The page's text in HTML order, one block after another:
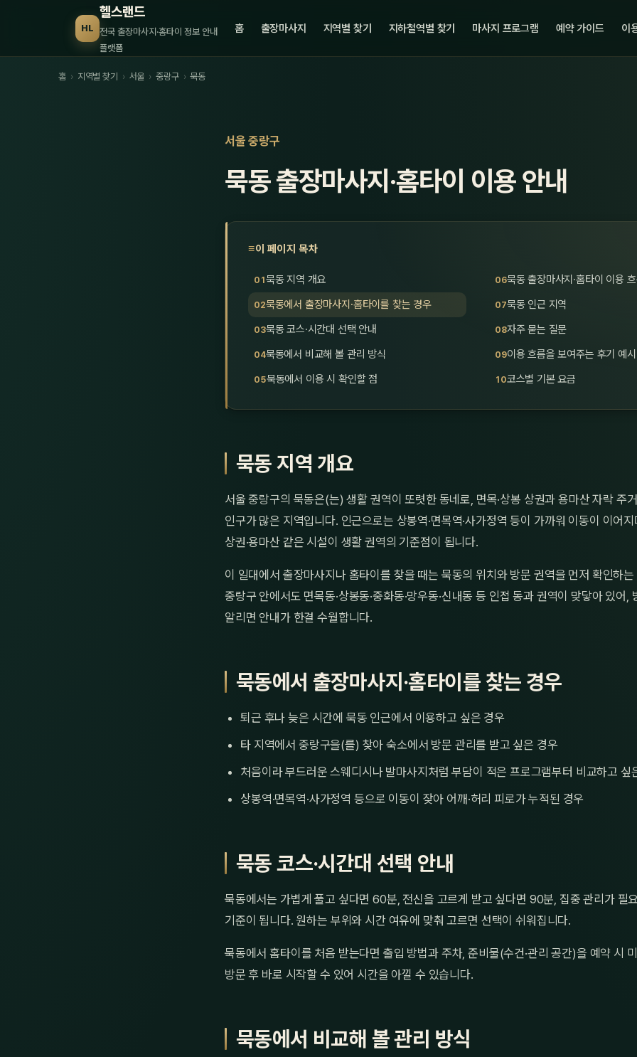
HL
헬스랜드
전국 출장마사지·홈타이 정보 안내
플랫폼
홈 출장마사지 지역별 찾기 지하철역별 찾기 마사지 프로그램 예약 가이드 이
홈 › 지역별 찾기 › 서울 › 중랑구 › 묵동
서울 중랑구
묵동 출장마사지·홈타이 이용 안내
이 페이지 목차
묵동 지역 개요
묵동에서 출장마사지·홈타이를 찾는 경우
묵동 코스·시간대 선택 안내
묵동에서 비교해 볼 관리 방식
묵동에서 이용 시 확인할 점
묵동 출장마사지·홈타이 이용
묵동 인근 지역
자주 묻는 질문
이용 흐름을 보여주는 후기 예시
코스별 기본 요금
묵동 지역 개요
서울 중랑구의 묵동은(는) 생활 권역이 또렷한 동네로, 면목·상봉 상권과 용마산 자락 주
인구가 많은 지역입니다. 인근으로는 상봉역·면목역·사가정역 등이 가까워 이동이 이어지
상권·용마산 같은 시설이 생활 권역의 기준점이 됩니다.
이 일대에서 출장마사지나 홈타이를 찾을 때는 묵동의 위치와 방문 권역을 먼저 확인하
중랑구 안에서도 면목동·상봉동·중화동·망우동·신내동 등 인접 동과 권역이 맞닿아 있어,
알리면 안내가 한결 수월합니다.
묵동에서 출장마사지·홈타이를 찾는 경우
퇴근 후나 늦은 시간에 묵동 인근에서 이용하고 싶은 경우
타 지역에서 중랑구을(를) 찾아 숙소에서 방문 관리를 받고 싶은 경우
처음이라 부드러운 스웨디시나 발마사지처럼 부담이 적은 프로그램부터 비교하고 싶
상봉역·면목역·사가정역 등으로 이동이 잦아 어깨·허리 피로가 누적된 경우
묵동 코스·시간대 선택 안내
묵동에서는 가볍게 풀고 싶다면 60분, 전신을 고르게 받고 싶다면 90분, 집중 관리가 필
기준이 됩니다. 원하는 부위와 시간 여유에 맞춰 고르면 선택이 쉬워집니다.
묵동에서 홈타이를 처음 받는다면 출입 방법과 주차, 준비물(수건·관리 공간)을 예약 시
방문 후 바로 시작할 수 있어 시간을 아낄 수 있습니다.
묵동에서 비교해 볼 관리 방식